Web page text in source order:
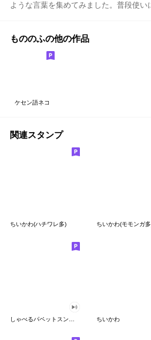
ような言葉を集めてみました。普段使い
もののふの他の作品
ケセン語ネコ
関連スタンプ
ちいかわ(ハチワレ多) ちいかわ(モモンガ
ちいかわ